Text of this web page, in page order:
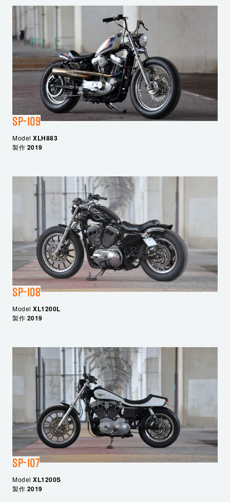
SP-109
Model XLH883
製作 2019
SP-108
Model XL1200L
製作 2019
SP-107
Model XL1200S
製作 2019